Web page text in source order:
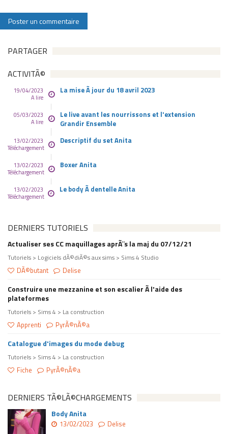
PARTAGER
ACTIVITÃ©
19/04/2023
A lire
La mise Ã jour du 18 avril 2023
05/03/2023
A lire
Le live avant les nourrissons et l'extension
Grandir Ensemble
13/02/2023
Téléchargement
Descriptif du set Anita
13/02/2023
Téléchargement
Boxer Anita
13/02/2023
Téléchargement
Le body Ã dentelle Anita
DERNIERS TUTORIELS
Actualiser ses CC maquillages aprÃ¨s la maj du 07/12/21
Tutoriels > Logiciels dÃ©diÃ©s aux sims > Sims 4 Studio
DÃ©butant Delise
Construire une mezzanine et son escalier Ã l'aide des
plateformes
Tutoriels > Sims 4 > La construction
Apprenti PyrÃ©nÃ©a
Catalogue d'images du mode debug
Tutoriels > Sims 4 > La construction
Fiche PyrÃ©nÃ©a
DERNIERS TÃ©LÃ©CHARGEMENTS
Body Anita
13/02/2023 Delise